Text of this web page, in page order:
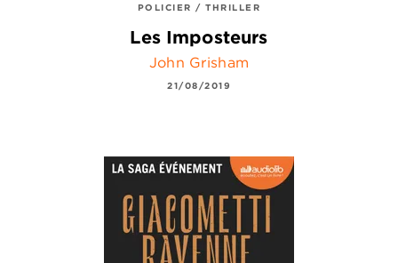
POLICIER / THRILLER
Les Imposteurs
John Grisham
21/08/2019